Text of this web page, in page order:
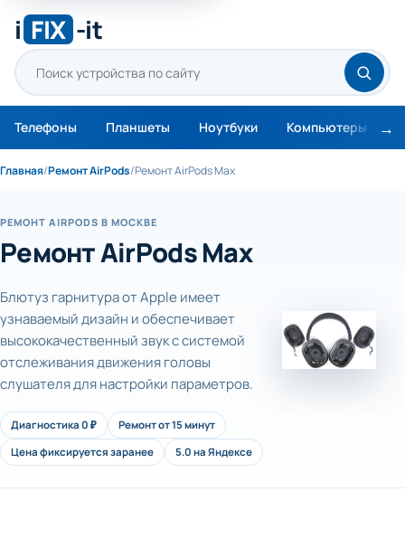
i FIX -it
Телефоны Планшеты Ноутбуки Компьютеры
Главная/Ремонт AirPods/Ремонт AirPods Max
РЕМОНТ AIRPODS В МОСКВЕ
Ремонт AirPods Max
Блютуз гарнитура от Apple имеет
узнаваемый дизайн и обеспечивает
высококачественный звук с системой
отслеживания движения головы
слушателя для настройки параметров.
Диагностика 0 ₽
Ремонт от 15 минут
Цена фиксируется заранее
5.0 на Яндексе